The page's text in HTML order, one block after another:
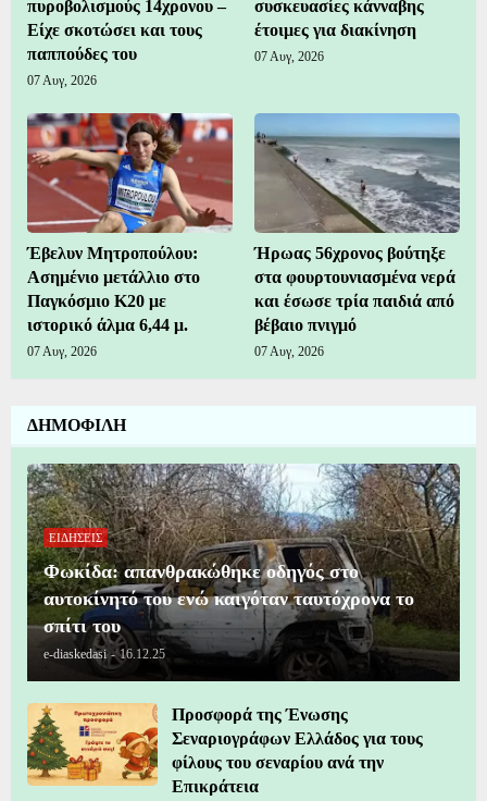
πυροβολισμούς 14χρονου –
Είχε σκοτώσει και τους
παππούδες του
07 Αυγ, 2026
συσκευασίες κάνναβης
έτοιμες για διακίνηση
07 Αυγ, 2026
Έβελυν Μητροπούλου:
Ασημένιο μετάλλιο στο
Παγκόσμιο Κ20 με
ιστορικό άλμα 6,44 μ.
07 Αυγ, 2026
Ήρωας 56χρονος βούτηξε
στα φουρτουνιασμένα νερά
και έσωσε τρία παιδιά από
βέβαιο πνιγμό
07 Αυγ, 2026
ΔΗΜΟΦΙΛΗ
ΕΙΔΗΣΕΙΣ
Φωκίδα: απανθρακώθηκε οδηγός στο
αυτοκίνητό του ενώ καιγόταν ταυτόχρονα το
σπίτι του
e-diaskedasi - 16.12.25
Προσφορά της Ένωσης
Σεναριογράφων Ελλάδος για τους
φίλους του σεναρίου ανά την
Επικράτεια